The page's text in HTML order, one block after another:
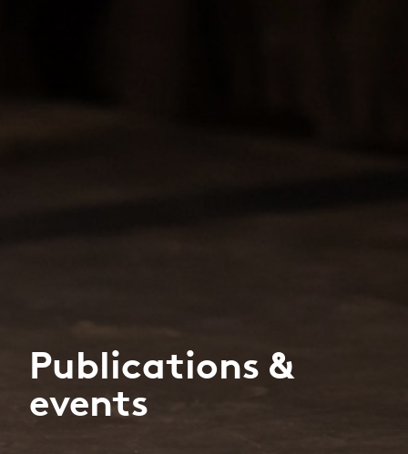
Publications &
events